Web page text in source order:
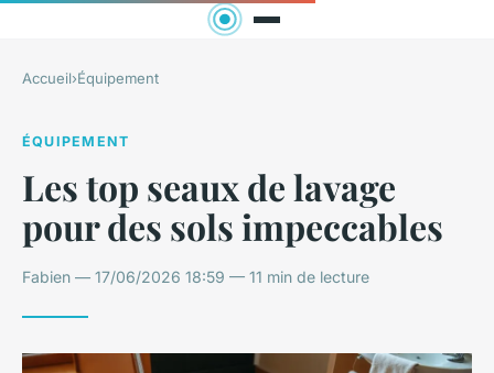
Accueil›Équipement
ÉQUIPEMENT
Les top seaux de lavage
pour des sols impeccables
Fabien — 17/06/2026 18:59 — 11 min de lecture